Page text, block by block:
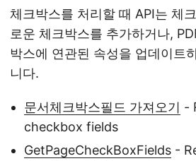
체크박스를 처리할 때 API는 체
로운 체크박스를 추가하거나,
박스에 연관된 속성을 업데이트
니다.
문서체크박스필드 가져오기 -
checkbox fields
GetPageCheckBoxFields -